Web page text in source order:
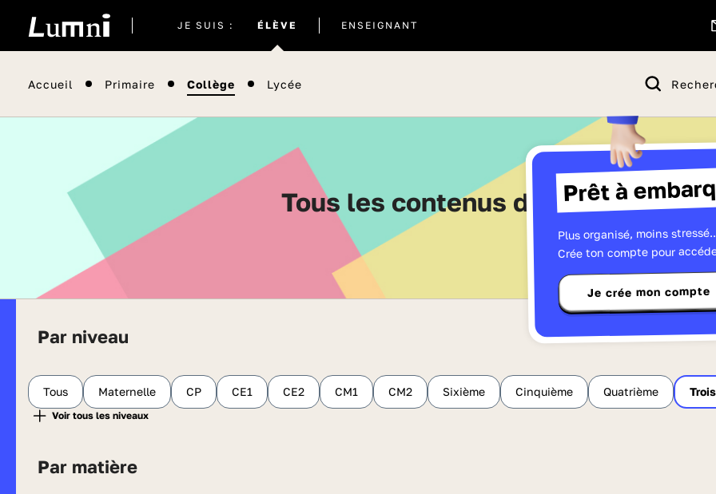
JE SUIS : ÉLÈVE
actuel
ENSEIGNANT
Accueil Primaire Collège Lycée
Prêt à
Plus organisé, moins
Crée ton compte pour
Je crée mon compte
Tous les contenus de Troisième -
Par niveau
Tous Maternelle CP CE1 CE2 CM1 CM2 Sixième Cinquième Quatrième
Par matière